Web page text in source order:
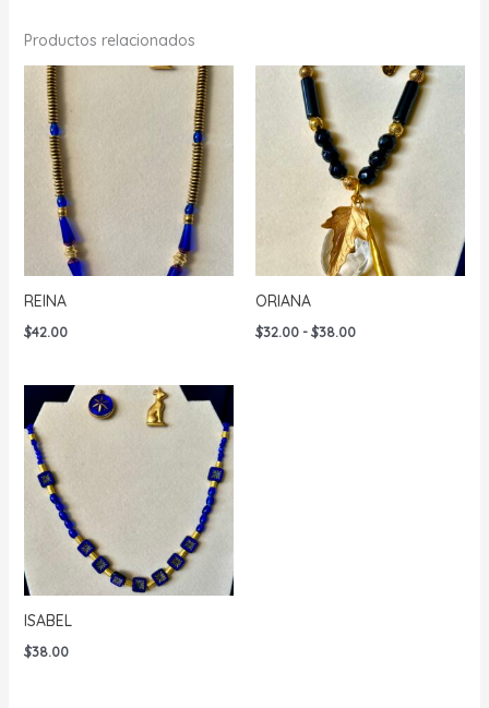
Productos relacionados
REINA
$42.00
ORIANA
$32.00-$38.00Rango
ISABEL
$38.00